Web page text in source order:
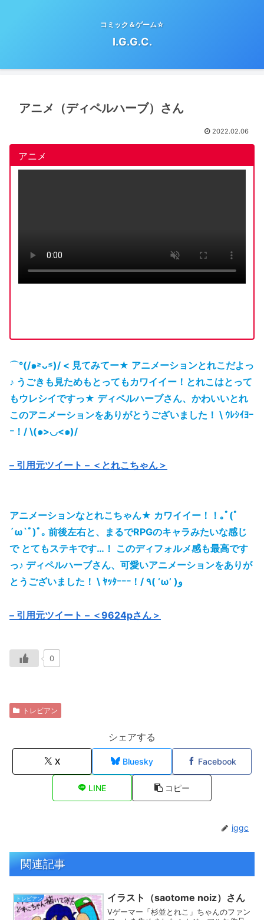
コミック＆ゲーム☆
I.G.G.C.
アニメ（ディペルハーブ）さん
2022.02.06
アニメ
⌒°(/๑˃̵ᴗ˂̵)/ < 見てみてー★ アニメーションとれこだよっ
♪ うごきも見ためもとってもカワイイー！とれこはとって
もウレシイですっ★ ディペルハーブさん、かわいいとれ
このアニメーションをありがとうございました！ \ ｳﾚｼｲﾖｰ
ｰ！/ \(๑>◡<๑)/
– 引用元ツイート – ＜とれこちゃん＞
アニメーションなとれこちゃん★ カワイイー！！｡ﾟ(ﾟ
´ω`ﾟ)ﾟ｡ 前後左右と、まるでRPGのキャラみたいな感じ
で とてもステキです…！ このディフォルメ感も最高です
っ♪ ディペルハーブさん、可愛いアニメーションをありが
とうございました！ \ ﾔｯﾀｰｰｰ！/ ٩( ‘ω’ )و
– 引用元ツイート – ＜9624pさん＞
0
トレビアン
シェアする
X Bluesky Facebook
LINE コピー
iggc
関連記事
トレビアン イラスト（saotome noiz）さん
Vゲーマー「杉並とれこ」ちゃんのファン